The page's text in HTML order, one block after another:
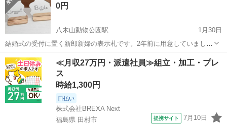
0円
八木山動物公園駅
1月30日
結婚式の受付に置く新郎新婦の表示札です。2年前に用意していました
が、式場のものを使用したため使いませんでした。できるだけ早くと
りにきてくれる方を優先させていただきます。よろしくおねがいしま
す。
宮城 仙台市 八木山動物公園駅 冠婚葬祭 ウェディング
≪月収27万円・派遣社員≫組立・加工・プレ
ス
時給1,300円
日払い
株式会社BREXA Next
福島県 田村市
提携サイト 7月10日